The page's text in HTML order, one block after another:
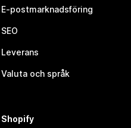
E-postmarknadsföring
SEO
Leverans
Valuta och språk
Shopify